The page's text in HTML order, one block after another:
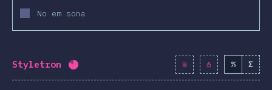
No em sona
Styletron Percentatge completat: 80.8 % (9281
% Σ